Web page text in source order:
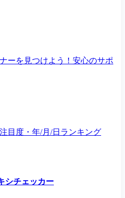
ーを見つけよう！安心のサポ
目度・年/月/日ランキング
シチェッカー